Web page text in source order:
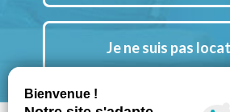
Je ne suis pas